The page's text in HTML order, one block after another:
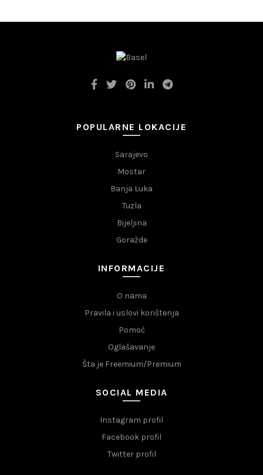
POPULARNE LOKACIJE
Sarajevo
Mostar
Banja Luka
Tuzla
Bijeljina
Goražde
INFORMACIJE
O nama
Pravila i uslovi korištenja
Pomoć
Oglašavanje
Šta je Freemium/Premium
SOCIAL MEDIA
Instagram profil
Facebook profil
Twitter profil